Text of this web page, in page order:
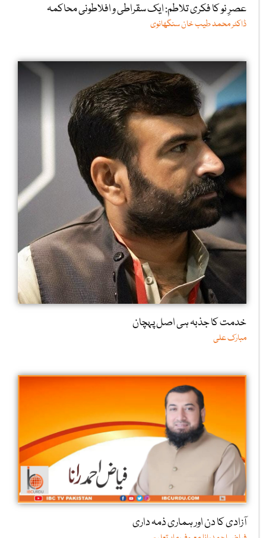
عصرِ نو کا فکری تلاطم: ایک سقراطی و افلاطونی محاکمہ
ڈاکٹر محمد طیب خان سنگھانوی
خدمت کا جذبہ ہی اصل پہچان
مبارک علی
آزادی کا دن اور ہماری ذمہ داری